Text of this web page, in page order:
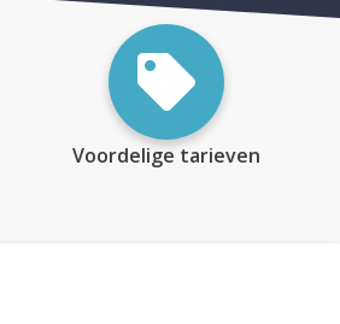
Voordelige tarieven